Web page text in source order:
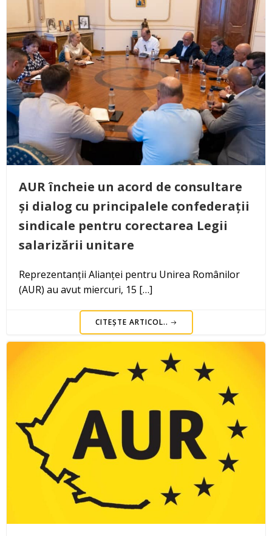
AUR încheie un acord de consultare
și dialog cu principalele confederații
sindicale pentru corectarea Legii
salarizării unitare
Reprezentanții Alianței pentru Unirea Românilor
(AUR) au avut miercuri, 15 […]
CITEȘTE ARTICOL..